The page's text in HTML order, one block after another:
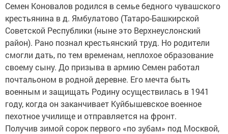
Семен Коновалов родился в семье бедного чувашского
крестьянина в д. Ямбулатово (Татаро-Башкирской
Советской Республики (ныне это Верхнеуслонский
район). Рано познал крестьянский труд. Но родители
смогли дать, по тем временам, неплохое образование
своему сыну. До призыва в армию Семен работал
почтальоном в родной деревне. Его мечта быть
военным и защищать Родину осуществилась в 1941
году, когда он заканчивает Куйбышевское военное
пехотное училище и отправляется на фронт.
Получив зимой сорок первого «по зубам» под Москвой,